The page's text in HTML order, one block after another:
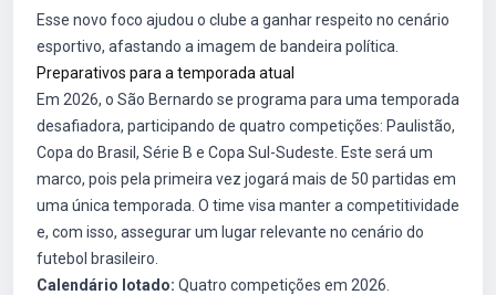
Esse novo foco ajudou o clube a ganhar respeito no cenário
esportivo, afastando a imagem de bandeira política.
Preparativos para a temporada atual
Em 2026, o São Bernardo se programa para uma temporada
desafiadora, participando de quatro competições: Paulistão,
Copa do Brasil, Série B e Copa Sul-Sudeste. Este será um
marco, pois pela primeira vez jogará mais de 50 partidas em
uma única temporada. O time visa manter a competitividade
e, com isso, assegurar um lugar relevante no cenário do
futebol brasileiro.
Calendário lotado: Quatro competições em 2026.